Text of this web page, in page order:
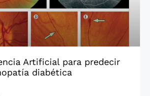
Artificial para predecir
diabética